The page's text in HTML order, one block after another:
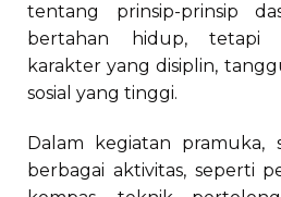
tentang prinsip-prinsip
bertahan hidup, tetapi
karakter yang disiplin,
sosial yang tinggi.
Dalam kegiatan pramuka,
berbagai aktivitas, seperti